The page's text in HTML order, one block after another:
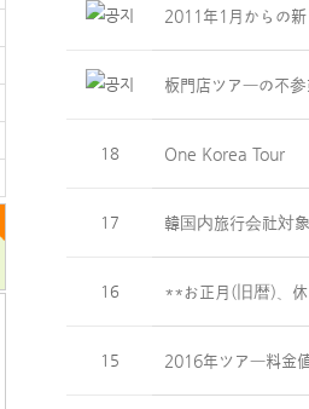
2011年1月からの
18 One Korea Tour
17 韓国内旅行会社対
16 **お正月(旧暦)、
15 2016年ツアー料金